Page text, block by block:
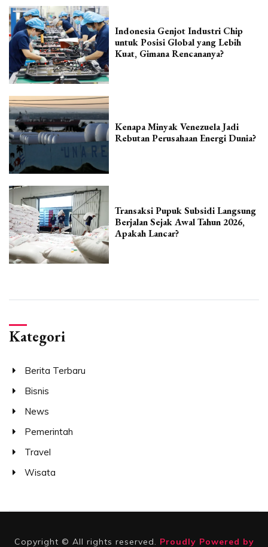
Indonesia Genjot Industri Chip
untuk Posisi Global yang Lebih
Kuat, Gimana Rencananya?
Kenapa Minyak Venezuela Jadi
Rebutan Perusahaan Energi Dunia?
Transaksi Pupuk Subsidi Langsung
Berjalan Sejak Awal Tahun 2026,
Apakah Lancar?
Kategori
Berita Terbaru
Bisnis
News
Pemerintah
Travel
Wisata
Copyright © All rights reserved. Proudly Powered by